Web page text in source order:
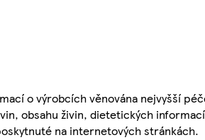
o výrobcích věnována nejvyšší
obsahu živin, dietetických
na internetových stránkách.